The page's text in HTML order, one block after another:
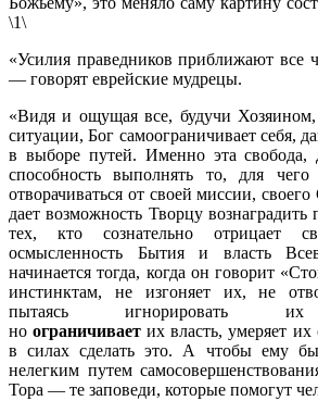
\1\
«Усилия праведников приближают все
— говорят еврейские мудрецы.
«Видя и ощущая все, будучи
ситуации, Бог самоограничивает себя,
в выборе путей. Именно эта свобода,
способность выполнять то, для
отворачиваться от своей миссии,
дает возможность Творцу вознаградить
тех, кто сознательно отрицает
осмысленность Бытия и власть
начинается тогда, когда он говорит
инстинктам, не изгоняет их, не
пытаясь игнорировать их
но ограничивает их власть, умеряет
в силах сделать это. А чтобы ему
нелегким путем
Тора — те заповеди, которые помогут